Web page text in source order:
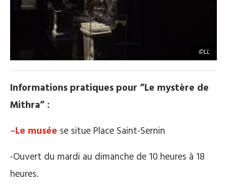
©LL
Informations pratiques pour “Le mystère de
Mithra” :
–Le musée se situe Place Saint-Sernin
-Ouvert du mardi au dimanche de 10 heures à 18
heures.